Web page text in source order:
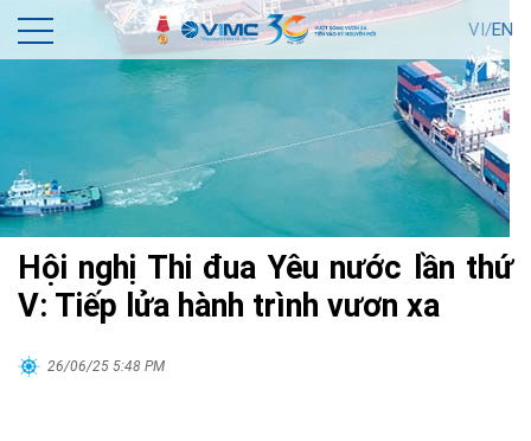
VI/EN
Hội nghị Thi đua Yêu nước lần thứ
V: Tiếp lửa hành trình vươn xa
26/06/25 5:48 PM